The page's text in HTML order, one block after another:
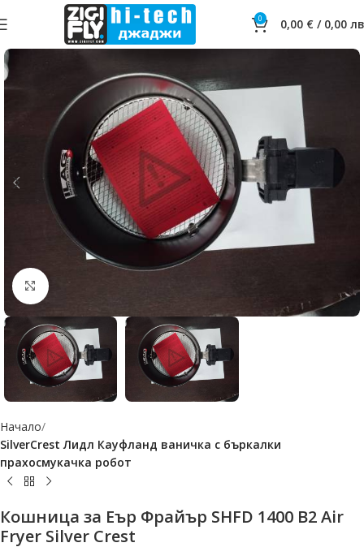
0 0,00 € / 0,00
Click to enlarge
Начало
SilverCrest Лидл Кауфланд ваничка с бъркалки
прахосмукачка робот
Кошница за Еър Фрайър SHFD 1400 B2 Air
Fryer Silver Crest